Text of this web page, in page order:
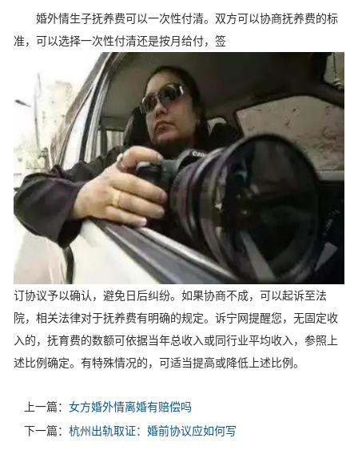
婚外情生子抚养费可以一次性付清。双方可以协商抚养费的标
准，可以选择一次性付清还是按月给付，签
订协议予以确认，避免日后纠纷。如果协商不成，可以起诉至法
院，相关法律对于抚养费有明确的规定。诉宁网提醒您，无固定收
入的，抚育费的数额可依据当年总收入或同行业平均收入，参照上
述比例确定。有特殊情况的，可适当提高或降低上述比例。
上一篇： 女方婚外情离婚有赔偿吗
下一篇： 杭州出轨取证：婚前协议应如何写